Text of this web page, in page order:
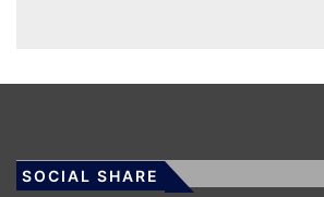
SOCIAL SHARE